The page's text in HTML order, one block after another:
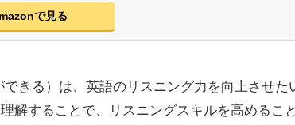
で見る
きる）は、英語のリスニング力を向上させた
解することで、リスニングスキルを高めるこ